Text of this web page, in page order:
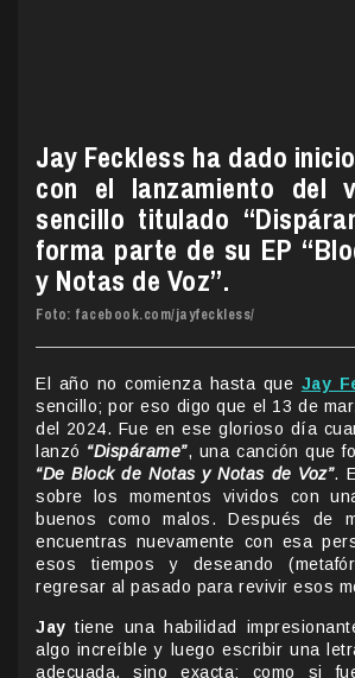
Jay Feckless ha dado
con el lanzamiento del
sencillo titulado
forma parte de su EP
y Notas de Voz”.
Foto: facebook.com/jayfeckless/
El año no comienza hasta que Jay
sencillo; por eso digo que el 13 de
del 2024. Fue en ese glorioso día
lanzó “Dispárame”, una canción que
“De Block de Notas y Notas de Voz”.
sobre los momentos vividos con
buenos como malos. Después de
encuentras nuevamente con esa
esos tiempos y deseando
regresar al pasado para revivir esos
Jay tiene una habilidad
algo increíble y luego escribir una
adecuada, sino exacta; como si